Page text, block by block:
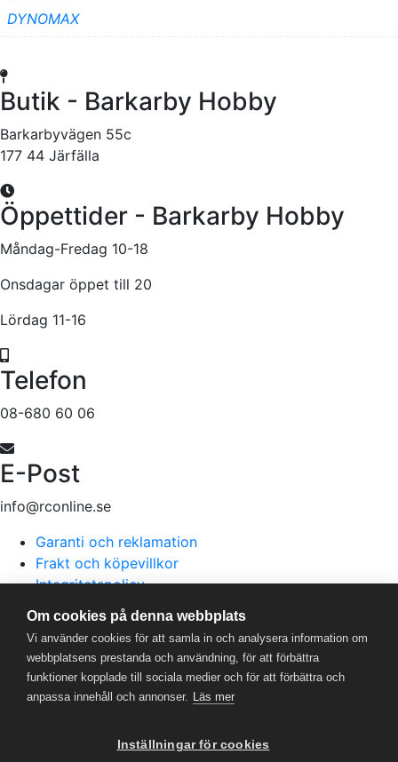
DYNOMAX
Butik - Barkarby Hobby
Barkarbyvägen 55c
177 44 Järfälla
Öppettider - Barkarby Hobby
Måndag-Fredag 10-18
Onsdagar öppet till 20
Lördag 11-16
Telefon
08-680 60 06
E-Post
info@rconline.se
Garanti och reklamation
Frakt och köpevillkor
Integritetspolicy
Kontakta oss
RC Online- © 2026
559357-5706
Om cookies på denna webbplats
Vi använder cookies för att samla in och analysera information om
webbplatsens prestanda och användning, för att förbättra
funktioner kopplade till sociala medier och för att förbättra och
anpassa innehåll och annonser. Läs mer
Inställningar för cookies